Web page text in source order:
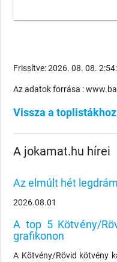
Frissítve: 2026. 08. 08.
Az adatok forrása :
Vissza a toplistákhoz
A jokamat.hu hírei
Az elmúlt hét
2026.08.01
A top 5 Kötvény/
grafikonon
A Kötvény/Rövid kötvény